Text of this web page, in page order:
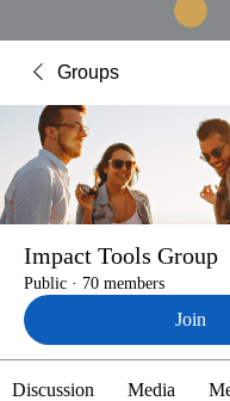
Groups
Impact Tools Group
Public · 70 members
Join
Discussion Media